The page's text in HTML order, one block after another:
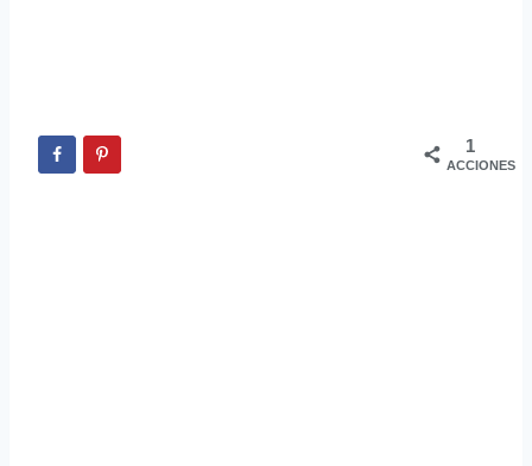
1
ACCIONES